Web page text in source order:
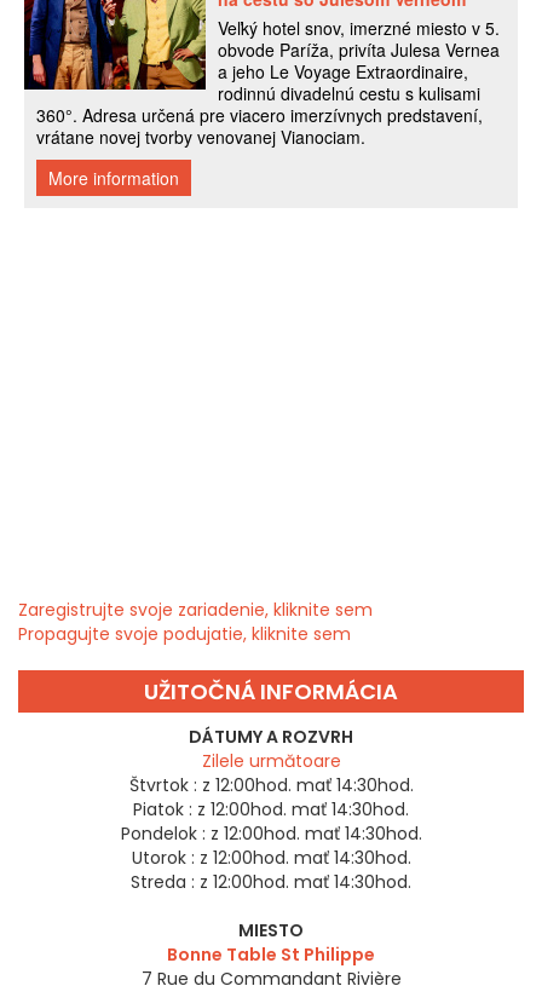
Zaregistrujte svoje zariadenie, kliknite sem
Propagujte svoje podujatie, kliknite sem
UŽITOČNÁ INFORMÁCIA
DÁTUMY A ROZVRH
Zilele următoare
Štvrtok : z 12:00hod. mať 14:30hod.
Piatok : z 12:00hod. mať 14:30hod.
Pondelok : z 12:00hod. mať 14:30hod.
Utorok : z 12:00hod. mať 14:30hod.
Streda : z 12:00hod. mať 14:30hod.
MIESTO
Bonne Table St Philippe
7 Rue du Commandant Rivière